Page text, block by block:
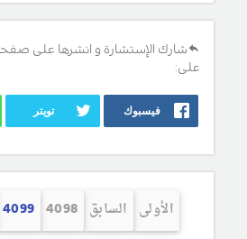
شارك الإستشارة و انشرها على
على:
فيسبوك تويتر
الأولى السابق 4098
4099